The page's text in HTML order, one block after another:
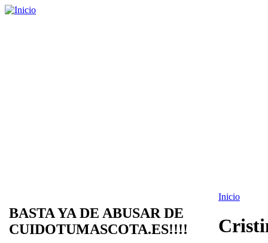
BASTA YA DE ABUSAR DE
CUIDOTUMASCOTA.ES!!!!
Inicio